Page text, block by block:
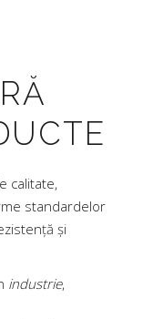
calitate,
standardelor
și
industrie,